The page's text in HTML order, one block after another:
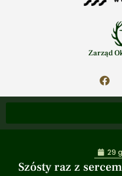
Zarząd
Szósty raz z
29